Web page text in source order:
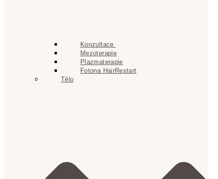
Konzultace
Mezoterapie
Plazmaterapie
Fotona HairRestart
Tělo